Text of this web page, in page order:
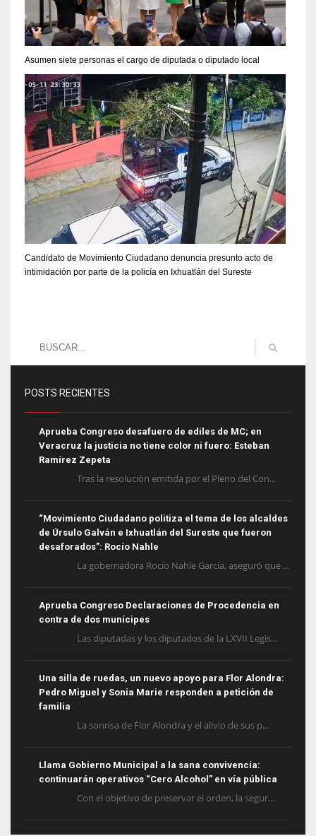
Asumen siete personas el cargo de diputada o diputado local
Candidato de Movimiento Ciudadano denuncia presunto acto de
intimidación por parte de la policía en Ixhuatlán del Sureste
POSTS RECIENTES
Aprueba Congreso desafuero de ediles de MC; en
Veracruz la justicia no tiene color ni fuero: Esteban
Ramírez Zepeta
Tras la resolución emitida por el Pleno del Con...
“Movimiento Ciudadano politiza el tema de los alcaldes
de Úrsulo Galván e Ixhuatlán del Sureste que fueron
desaforados”: Rocío Nahle
La gobernadora Rocío Nahle García, aseguró que ...
Aprueba Congreso Declaraciones de Procedencia en
contra de dos munícipes
Las diputadas y los diputados de la LXVII Legis...
Una silla de ruedas, un nuevo apoyo para Flor Alondra:
Pedro Miguel y Sonia Marie responden a petición de
familia
La sonrisa de Flor Alondra y el alivio de sus p...
Llama Gobierno Municipal a la sana convivencia:
continuarán operativos “Cero Alcohol” en vía pública
Con el objetivo de preservar el orden, la segur...